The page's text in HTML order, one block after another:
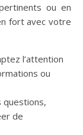
ou en
fort avec votre
l’attention
ou
questions,
de